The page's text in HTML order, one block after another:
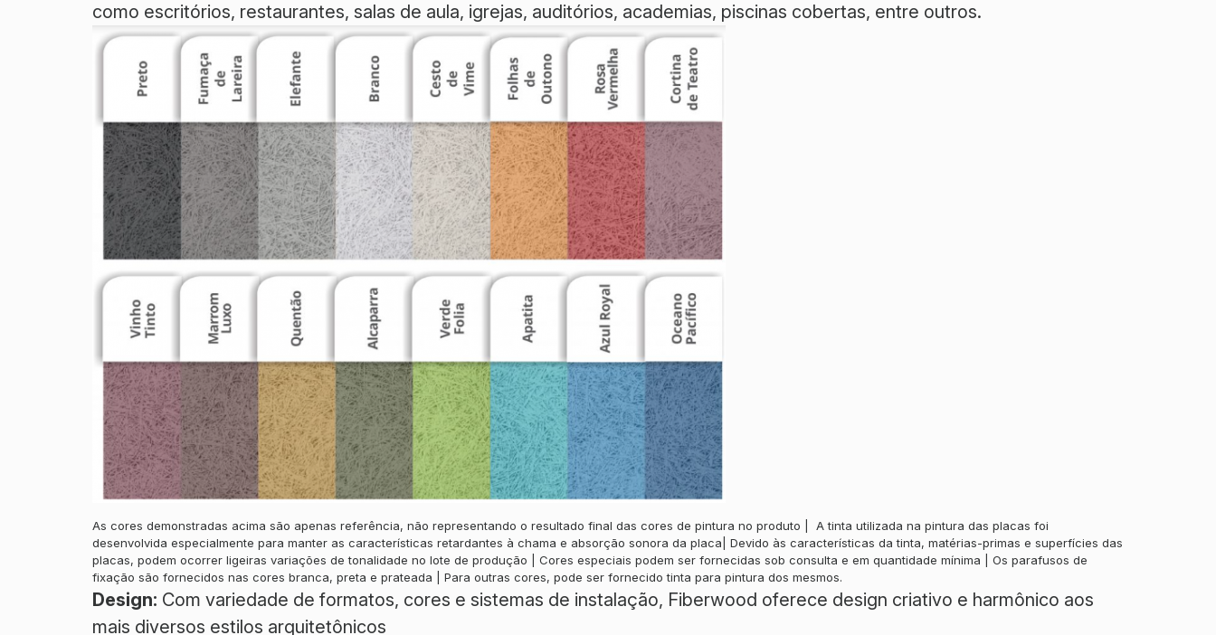
como escritórios, restaurantes, salas de aula, igrejas, auditórios, academias, piscinas cobertas, entre outros.
As cores demonstradas acima são apenas referência, não representando o resultado final das cores de pintura no produto | A tinta utilizada na pintura das placas foi
desenvolvida especialmente para manter as características retardantes à chama e absorção sonora da placa| Devido às características da tinta, matérias-primas e superfícies das
placas, podem ocorrer ligeiras variações de tonalidade no lote de produção | Cores especiais podem ser fornecidas sob consulta e em quantidade mínima | Os parafusos de
fixação são fornecidos nas cores branca, preta e prateada | Para outras cores, pode ser fornecido tinta para pintura dos mesmos.
Design: Com variedade de formatos, cores e sistemas de instalação, Fiberwood oferece design criativo e harmônico aos
mais diversos estilos arquitetônicos